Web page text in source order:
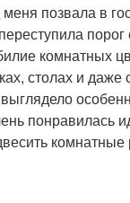
меня позвала в
комнатных
столах и даже
понравилась
комнатные